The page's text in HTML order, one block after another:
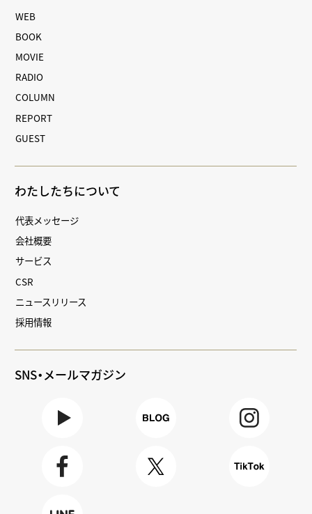
WEB
BOOK
MOVIE
RADIO
COLUMN
REPORT
GUEST
わたしたちについて
代表メッセージ
会社概要
サービス
CSR
ニュースリリース
採用情報
SNS・メールマガジン